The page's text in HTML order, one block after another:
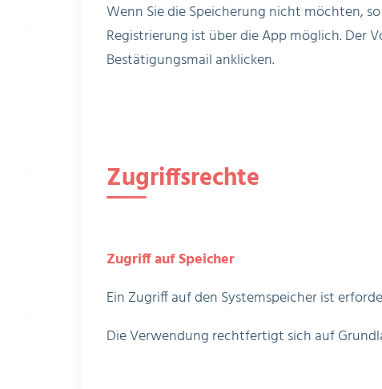
Wenn Sie die Speicherung nicht möchten,
Registrierung ist über die App möglich. Der
Bestätigungsmail anklicken.
Zugriffsrechte
Zugriff auf Speicher
Ein Zugriff auf den Systemspeicher ist
Die Verwendung rechtfertigt sich auf